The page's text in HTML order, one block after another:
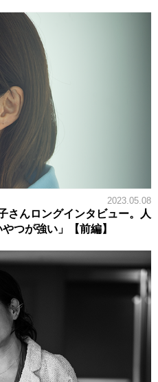
2023.05.08
さんロングインタビュー。人
つが強い」【前編】